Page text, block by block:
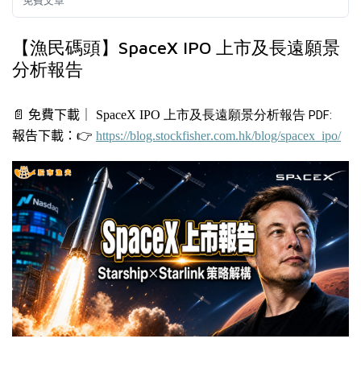
【漁民碼頭】SpaceX IPO 上市及長遠願景
分析報告
📄 免費下載｜ SpaceX IPO 上市及長遠願景分析報告 PDF:
報告下載： 👉 https://blog.stockfisher.com.hk/blog/spacex_ipo/